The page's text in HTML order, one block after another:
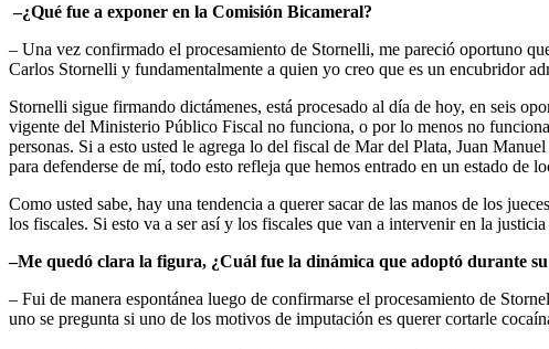
–¿Qué fue a exponer en la Comisión Bicameral?
– Una vez confirmado el procesamiento de Stornelli, me pareció oportuno
Carlos Stornelli y fundamentalmente a quien yo creo que es un encubridor
Stornelli sigue firmando dictámenes, está procesado al día de hoy, en seis
vigente del Ministerio Público Fiscal no funciona, o por lo menos no
personas. Si a esto usted le agrega lo del fiscal de Mar del Plata, Juan
para defenderse de mí, todo esto refleja que hemos entrado en un estado de
Como usted sabe, hay una tendencia a querer sacar de las manos de los
los fiscales. Si esto va a ser así y los fiscales que van a intervenir en la
–Me quedó clara la figura, ¿Cuál fue la dinámica que adoptó durante
– Fui de manera espontánea luego de confirmarse el procesamiento de
uno se pregunta si uno de los motivos de imputación es querer cortarle